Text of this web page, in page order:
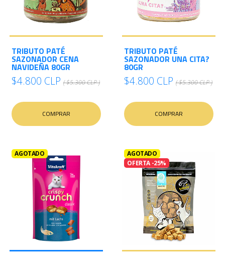
TRIBUTO PATÉ
SAZONADOR CENA
NAVIDEÑA 80GR
$4.800 CLP ( $5.300 CLP )
COMPRAR
TRIBUTO PATÉ
SAZONADOR UNA CITA?
80GR
$4.800 CLP ( $5.300 CLP )
COMPRAR
AGOTADO
AGOTADO
OFERTA -25%